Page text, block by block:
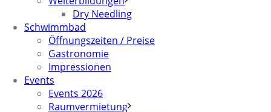
Dry Needling
Schwimmbad
Öffnungszeiten / Preise
Gastronomie
Impressionen
Events
Events 2026
Raumvermietung